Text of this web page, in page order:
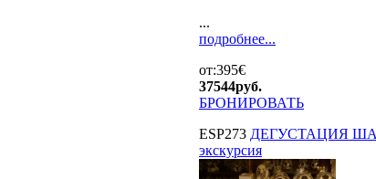
...
подробнее...
от:395€
37544руб.
БРОНИРОВАТЬ
ESP273 ДЕГУСТАЦИЯ
экскурсия